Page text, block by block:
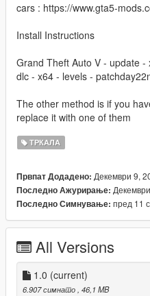
cars : https://www.gta5-
Install Instructions
Grand Theft Auto V - update
dlc - x64 - levels -
The other method is if you
replace it with one of them
ТРКАЛА
Првпат Додадено: Декември 9,
Последно Ажурирање:
Последно Симнување: пред 11
All Versions
1.0 (current)
6.907 симнато , 46,1 MB